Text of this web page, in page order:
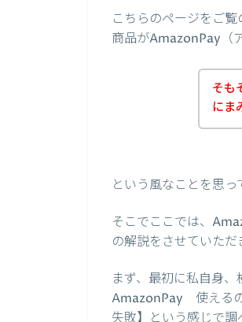
こちらのページをご
商品がAmazonPay（
そも
にま
という風なことを思っ
そこでここでは、
の解説をさせていただ
まず、最初に私自身
AmazonPay 使える
失敗】という感じで調